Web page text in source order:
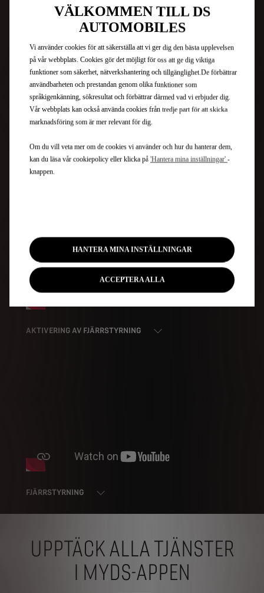
den till ditt DS IRIS SYSTEM, med hjälp av Send2Nav-
Se aktuell laddningsstatus eller uppskattad återstående
räckvidd. Få en snabb överblick över bilens laddningsstatus
och förinställda temperatur.
Se våra instruktionsfilmer om
fjärrstyrning
AKTIVERING AV FJÄRRSTYRNING
FJÄRRSTYRNING
UPPTÄCK ALLA TJÄNSTER
I MYDS-APPEN
VÄLKOMMEN TILL DS
AUTOMOBILES
Vi använder cookies för att säkerställa att vi ger dig den bästa upplevelsen
på vår webbplats. Cookies gör det möjligt för oss att ge dig viktiga
funktioner som säkerhet, nätverkshantering och tillgänglighet.De förbättrar
användbarheten och prestandan genom olika funktioner som
språkigenkänning, sökresultat och förbättrar därmed vad vi erbjuder dig.
Vår webbplats kan också använda cookies från tredje part för att skicka
marknadsföring som är mer relevant för dig.
Om du vill veta mer om de cookies vi använder och hur du hanterar dem,
kan du läsa vår cookiepolicy eller klicka på 'Hantera mina inställningar' -
knappen.
HANTERA MINA INSTÄLLNINGAR
ACCEPTERA ALLA